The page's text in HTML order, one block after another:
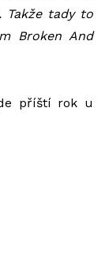
Takže tady to
Broken And
příští rok u